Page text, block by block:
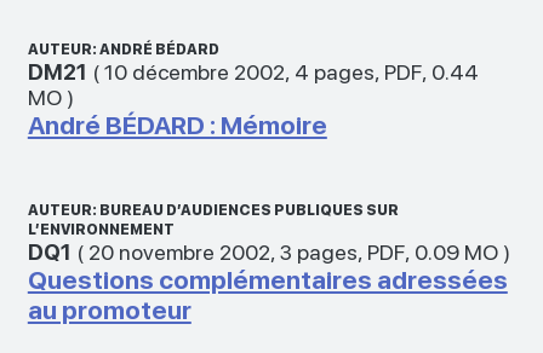
AUTEUR: ANDRÉ BÉDARD
DM21 (10 décembre 2002, 4 pages, PDF, 0.44
MO)
André BÉDARD : Mémoire
AUTEUR: BUREAU D’AUDIENCES PUBLIQUES SUR
L’ENVIRONNEMENT
DQ1 ( 20 novembre 2002, 3 pages, PDF, 0.09 MO)
Questions complémentaires adressées
au promoteur